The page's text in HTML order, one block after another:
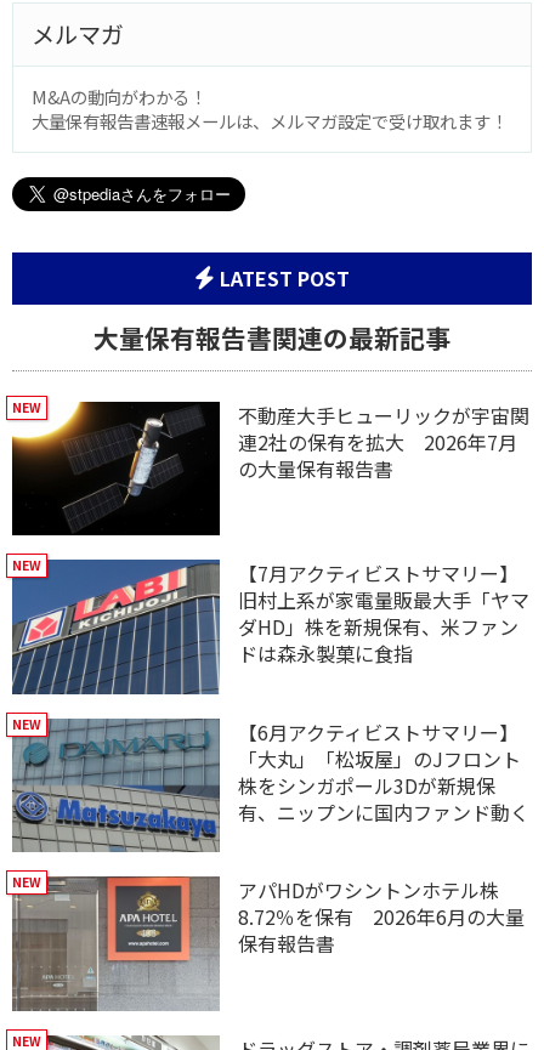
メルマガ
M&Aの動向がわかる！
大量保有報告書速報メールは、メルマガ設定で受け取れます！
LATEST POST
大量保有報告書関連の最新記事
不動産大手ヒューリックが宇宙関
連2社の保有を拡大 2026年7月
の大量保有報告書
【7月アクティビストサマリー】
旧村上系が家電量販最大手「ヤマ
ダHD」株を新規保有、米ファン
ドは森永製菓に食指
【6月アクティビストサマリー】
「大丸」「松坂屋」のJフロント
株をシンガポール3Dが新規保
有、ニップンに国内ファンド動く
アパHDがワシントンホテル株
8.72％を保有 2026年6月の大量
保有報告書